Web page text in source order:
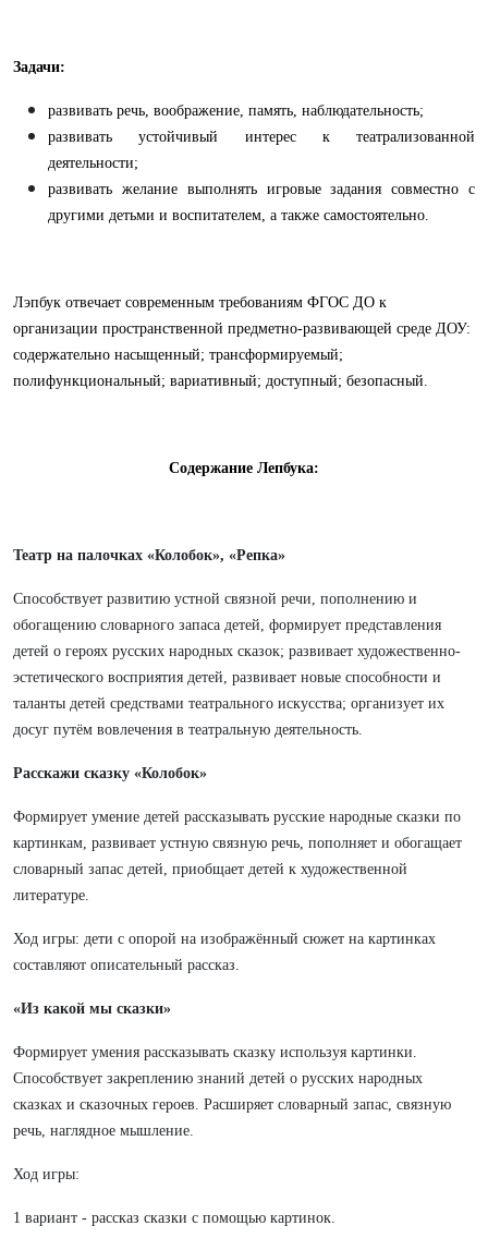
Задачи:
развивать речь, воображение, память, наблюдательность;
развивать устойчивый интерес к театрализованной
деятельности;
развивать желание выполнять игровые задания совместно с
другими детьми и воспитателем, а также самостоятельно.
Лэпбук отвечает современным требованиям ФГОС ДО к
организации пространственной предметно-развивающей среде ДОУ:
содержательно насыщенный; трансформируемый;
полифункциональный; вариативный; доступный; безопасный.
Содержание Лепбука:
Театр на палочках «Колобок», «Репка»
Способствует развитию устной связной речи, пополнению и
обогащению словарного запаса детей, формирует представления
детей о героях русских народных сказок; развивает художественно-
эстетического восприятия детей, развивает новые способности и
таланты детей средствами театрального искусства; организует их
досуг путём вовлечения в театральную деятельность.
Расскажи сказку «Колобок»
Формирует умение детей рассказывать русские народные сказки по
картинкам, развивает устную связную речь, пополняет и обогащает
словарный запас детей, приобщает детей к художественной
литературе.
Ход игры: дети с опорой на изображённый сюжет на картинках
составляют описательный рассказ.
«Из какой мы сказки»
Формирует умения рассказывать сказку используя картинки.
Способствует закреплению знаний детей о русских народных
сказках и сказочных героев. Расширяет словарный запас, связную
речь, наглядное мышление.
Ход игры:
1 вариант - рассказ сказки с помощью картинок.